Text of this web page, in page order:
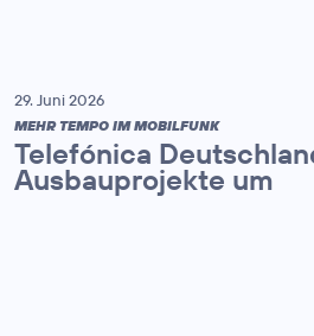
29. Juni 2026
MEHR TEMPO IM MOBILFUNK
Telefónica
Ausbauprojekte um